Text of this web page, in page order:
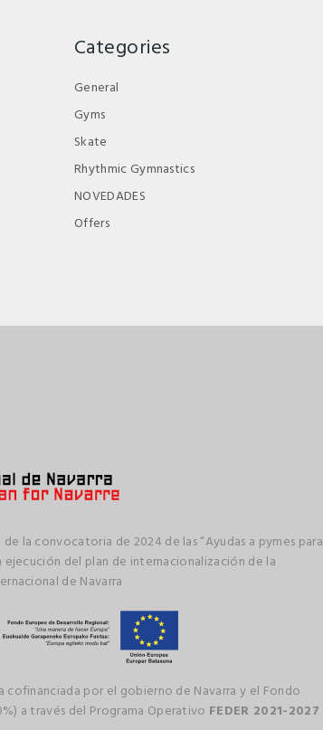
Categories
General
Gyms
Skate
Rhythmic Gymnastics
NOVEDADES
Offers
la convocatoria de 2024 de las “Ayudas a pymes para
del plan de internacionalización de la
de Navarra
cofinanciada por el gobierno de Navarra y el Fondo
a través del Programa Operativo FEDER 2021-2027